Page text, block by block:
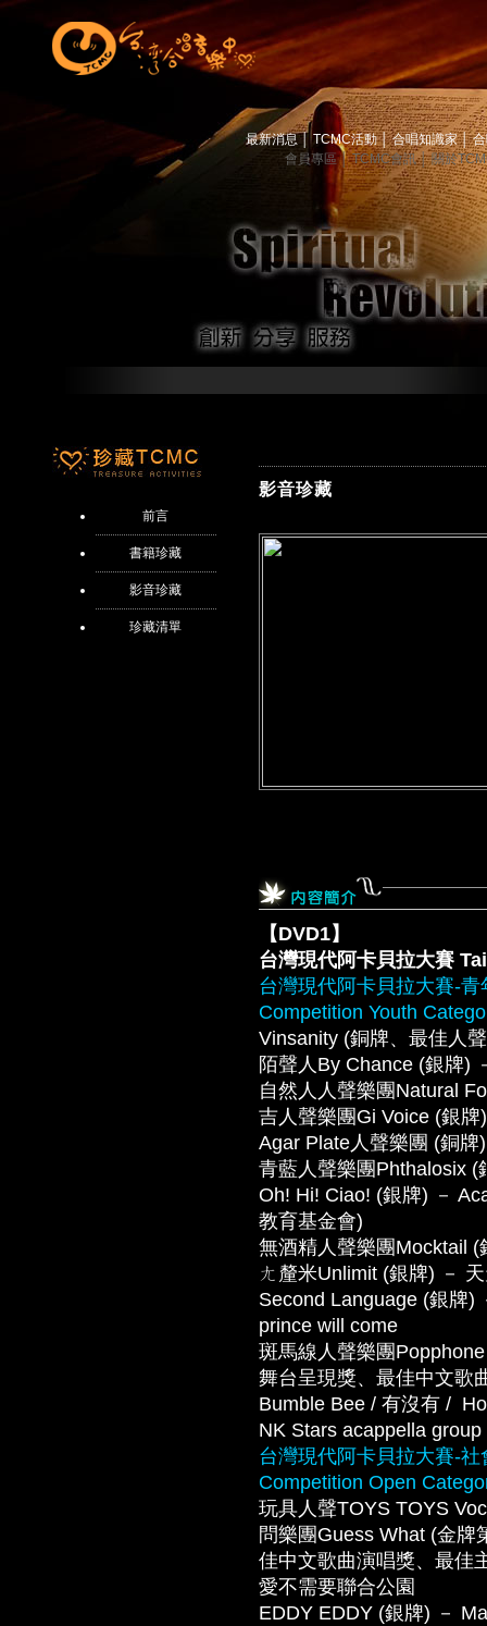
最新消息 TCMC活動│ 合唱知識家│
會員專區│ TCMC會訊│ 關於
前言
書籍珍藏
影音珍藏
珍藏清單
影音珍藏
【DVD1】
台灣現代阿卡貝拉大賽
台灣現代阿卡貝拉大賽-
Competition Youth
Vinsanity (銅牌、最佳人
陌聲人By Chance (銀牌)
自然人人聲樂團Natural
吉人聲樂團Gi Voice (銀
Agar Plate人聲樂團 (銅牌
青藍人聲樂團Phthalosix (
Oh! Hi! Ciao! (銀牌) －
教育基金會)
無酒精人聲樂團Mocktail
ㄤ釐米Unlimit (銀牌) －
Second Language (銀牌)
prince will come
斑馬線人聲樂團
舞台呈現獎、最佳中文歌
Bumble Bee / 有沒有 / 
NK Stars acappella
台灣現代阿卡貝拉大賽-
Competition Open
玩具人聲TOYS TOYS
問樂團Guess What (金牌
佳中文歌曲演唱獎、最佳
愛不需要聯合公園
EDDY EDDY (銀牌) －